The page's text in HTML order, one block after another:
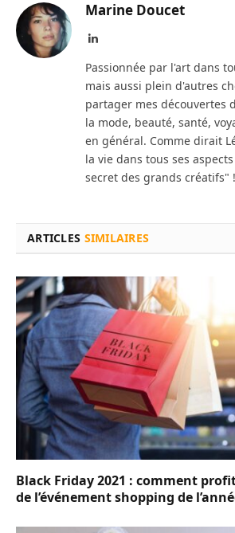
Marine Doucet
LinkedIn
Passionnée par l'art dans
mais aussi plein d'autres
partager mes découvertes
la mode, beauté, santé,
en général. Comme dirait
la vie dans tous ses
secret des grands créatifs" !
ARTICLES SIMILAIRES
Black Friday 2021 : comment
de l’événement shopping de